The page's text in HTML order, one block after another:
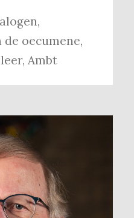
,
de oecumene,
, Ambt